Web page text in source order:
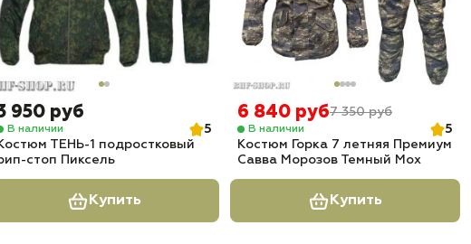
950 руб
В наличии
5
ТЕНЬ-1 подростковый
стоп Пиксель
Купить
6 840 руб7 350 руб
В наличии
5
Костюм Горка 7 летняя Премиум
Савва Морозов Темный Мох
Купить